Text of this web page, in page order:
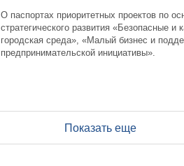
О паспортах приоритетных проектов по
стратегического развития «Безопасные
городская среда», «Малый бизнес и
предпринимательской инициативы».
Показать еще